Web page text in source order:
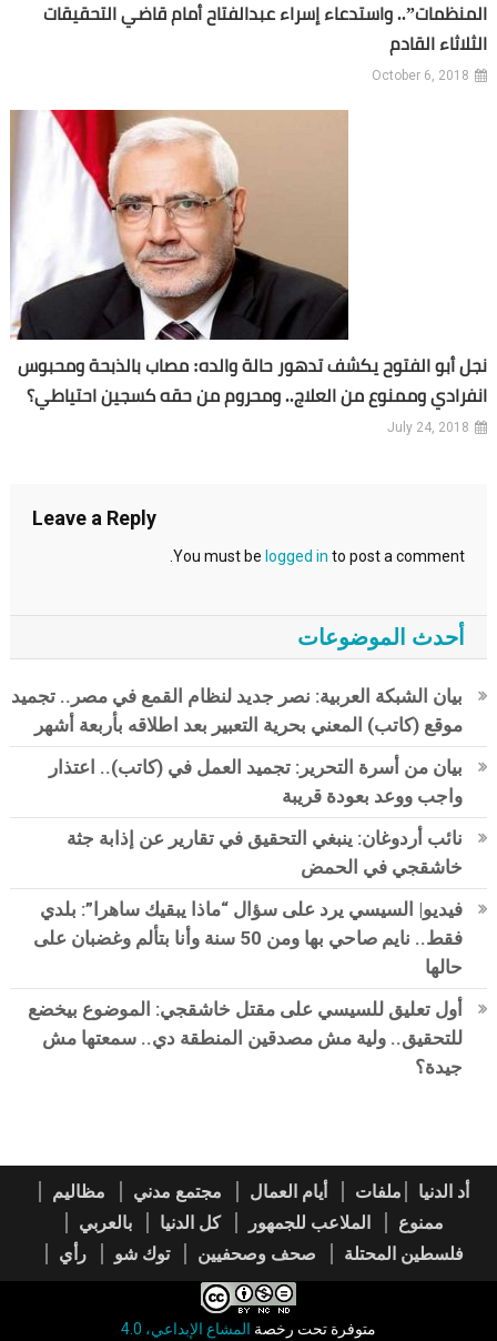
المنظمات”.. واستدعاء إسراء عبدالفتاح أمام قاضي التحقيقات
الثلاثاء القادم
October 6, 2018
نجل أبو الفتوح يكشف تدهور حالة والده: مصاب بالذبحة ومحبوس
انفرادي وممنوع من العلاج.. ومحروم من حقه كسجين احتياطي؟
July 24, 2018
Leave a Reply
You must be logged in to post a comment.
أحدث الموضوعات
بيان الشبكة العربية: نصر جديد لنظام القمع في مصر.. تجميد
موقع (كاتب) المعني بحرية التعبير بعد اطلاقه بأربعة أشهر
بيان من أسرة التحرير: تجميد العمل في (كاتب).. اعتذار
واجب ووعد بعودة قريبة
نائب أردوغان: ينبغي التحقيق في تقارير عن إذابة جثة
خاشقجي في الحمض
فيديو| السيسي يرد على سؤال “ماذا يبقيك ساهرا”: بلدي
فقط.. نايم صاحي بها ومن 50 سنة وأنا بتألم وغضبان على
حالها
أول تعليق للسيسي على مقتل خاشقجي: الموضوع بيخضع
للتحقيق.. ولية مش مصدقين المنطقة دي.. سمعتها مش
جيدة؟
أد الدنيا ملفات أيام العمال مجتمع مدني
مظاليم
ممنوع
الملاعب للجمهور كل الدنيا
بالعربي
فلسطين المحتلة
صحف وصحفيين توك شو رأي
متوفرة تحت رخصة المشاع الإبداعي، 4.0